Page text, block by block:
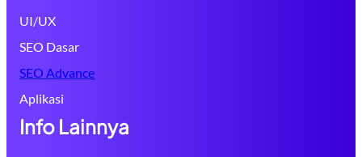
UI/UX
SEO Dasar
SEO Advance
Aplikasi
Info Lainnya